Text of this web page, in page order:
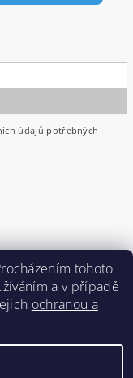
údajů potřebných
tohoto
a v případě
ochranou a